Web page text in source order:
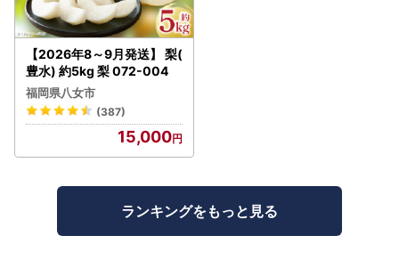
【2026年8～9月発送】 梨(
豊水) 約5kg 梨 072-004
福岡県八女市
(387)
15,000
ランキングをもっと見る